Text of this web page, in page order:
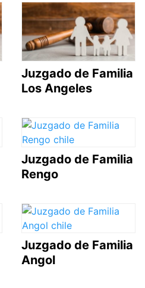
Juzgado de Familia
Los Angeles
Juzgado de Familia
Rengo
Juzgado de Familia
Angol